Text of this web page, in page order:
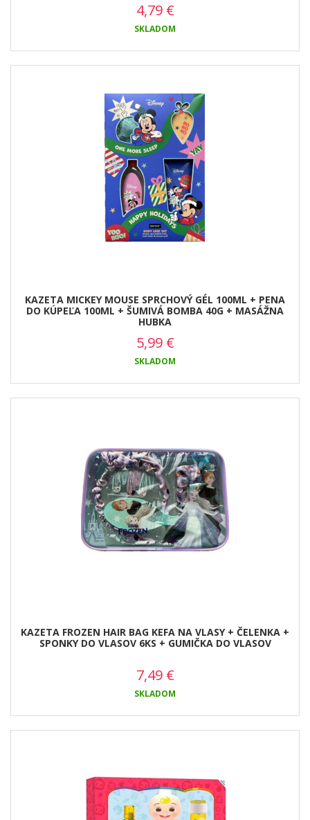
4,79 €
SKLADOM
KAZETA MICKEY MOUSE SPRCHOVÝ GÉL 100ML + PENA
DO KÚPEĽA 100ML + ŠUMIVÁ BOMBA 40G + MASÁŽNA
HUBKA
5,99 €
SKLADOM
KAZETA FROZEN HAIR BAG KEFA NA VLASY + ČELENKA +
SPONKY DO VLASOV 6KS + GUMIČKA DO VLASOV
7,49 €
SKLADOM